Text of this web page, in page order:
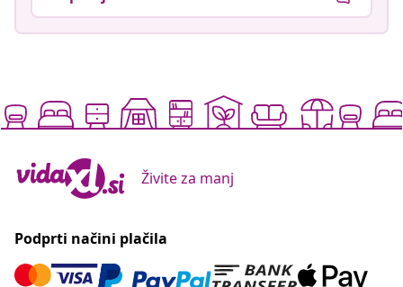
Živite za manj
Podprti načini plačila